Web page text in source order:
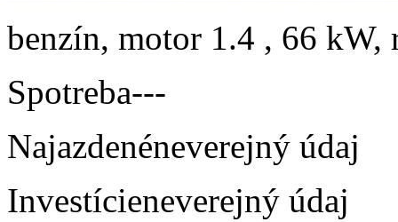
benzín, motor 1.4 , 66 kW,
Spotreba---
Najazdenéneverejný údaj
Investícieneverejný údaj